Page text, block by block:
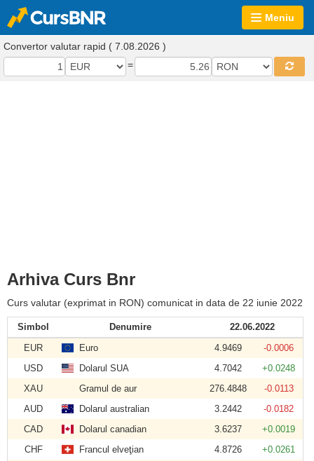
Meniu
Convertor valutar rapid ( 7.08.2026 )
=
Arhiva Curs Bnr
Curs valutar (exprimat in RON) comunicat in data de 22 iunie 2022
Simbol Denumire
22.06.2022
EUR
Euro 4.9469
-0.0006
USD
Dolarul SUA 4.7042
+0.0248
XAU
Gramul de aur 276.4848
-0.0113
AUD
Dolarul australian 3.2442
-0.0182
CAD
Dolarul canadian 3.6237
+0.0019
CHF
Francul elveţian 4.8726
+0.0261